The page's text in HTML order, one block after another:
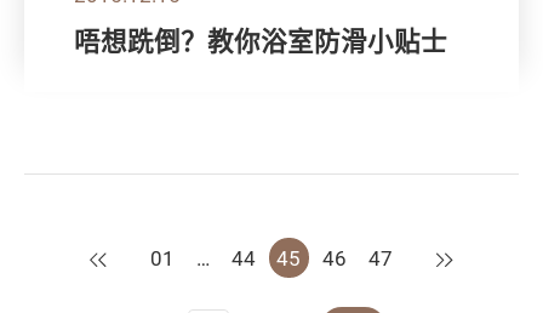
唔想跣倒？教你浴室防滑小贴士
上一页
01 … 44 45 46 47 下一页